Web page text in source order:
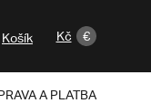
Košík Kč €
A PLATBA